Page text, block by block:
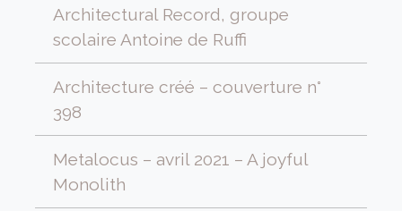
Architectural Record, groupe
scolaire Antoine de Ruffi
Architecture créé – couverture n°
398
Metalocus – avril 2021 – A joyful
Monolith